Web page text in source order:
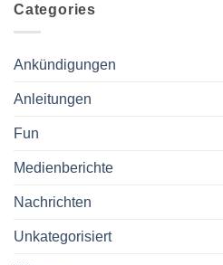
Categories
Ankündigungen
Anleitungen
Fun
Medienberichte
Nachrichten
Unkategorisiert